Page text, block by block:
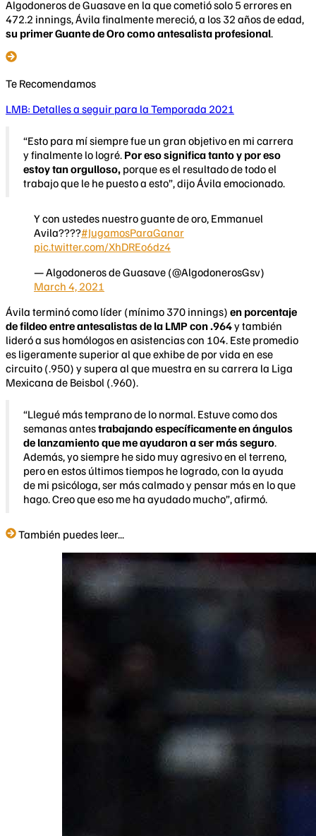
Algodoneros de Guasave en la que cometió solo 5 errores en
472.2 innings, Ávila finalmente mereció, a los 32 años de edad,
su primer Guante de Oro como antesalista profesional.
Te Recomendamos
LMB: Detalles a seguir para la Temporada 2021
“Esto para mí siempre fue un gran objetivo en mi carrera
y finalmente lo logré. Por eso significa tanto y por eso
estoy tan orgulloso, porque es el resultado de todo el
trabajo que le he puesto a esto”, dijo Ávila emocionado.
Y con ustedes nuestro guante de oro, Emmanuel
Avila????#JugamosParaGanar
pic.twitter.com/XhDREo6dz4
— Algodoneros de Guasave (@AlgodonerosGsv)
March 4, 2021
Ávila terminó como líder (mínimo 370 innings) en porcentaje
de fildeo entre antesalistas de la LMP con .964y también
lideró a sus homólogos en asistencias con 104. Este promedio
es ligeramente superior al que exhibe de por vida en ese
circuito (.950) y supera al que muestra en su carrera la Liga
Mexicana de Beisbol (.960).
“Llegué más temprano de lo normal. Estuve como dos
semanas antestrabajando específicamente en ángulos
de lanzamiento que me ayudaron a ser más seguro.
Además, yo siempre he sido muy agresivo en el terreno,
pero en estos últimos tiempos he logrado, con la ayuda
de mi psicóloga, ser más calmado y pensar más en lo que
hago. Creo que eso me ha ayudado mucho”, afirmó.
También puedes leer...